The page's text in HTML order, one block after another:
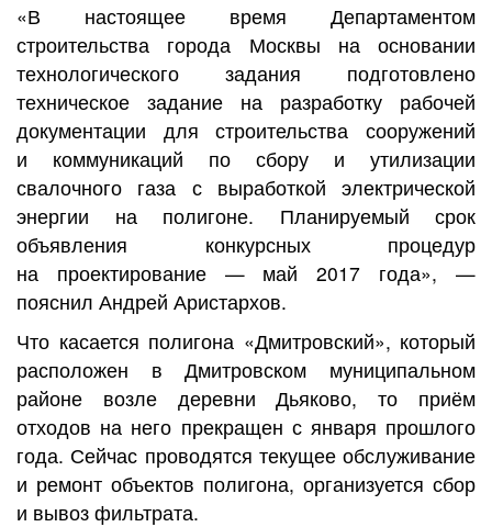
«В настоящее время Департаментом
строительства города Москвы на основании
технологического задания подготовлено
техническое задание на разработку рабочей
документации для строительства сооружений
и коммуникаций по сбору и утилизации
свалочного газа с выработкой электрической
энергии на полигоне. Планируемый срок
объявления конкурсных процедур
на проектирование — май 2017 года», —
пояснил Андрей Аристархов.
Что касается полигона «Дмитровский», который
расположен в Дмитровском муниципальном
районе возле деревни Дьяково, то приём
отходов на него прекращен с января прошлого
года. Сейчас проводятся текущее обслуживание
и ремонт объектов полигона, организуется сбор
и вывоз фильтрата.